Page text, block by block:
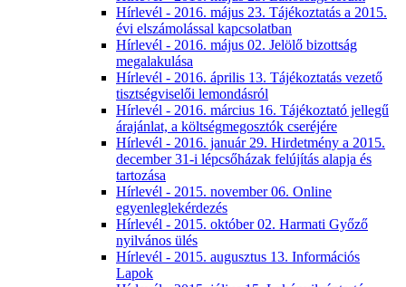
Hírlevél - 2016. május 23. Tájékoztatás a 2015.
évi elszámolással kapcsolatban
Hírlevél - 2016. május 02. Jelölő bizottság
megalakulása
Hírlevél - 2016. április 13. Tájékoztatás vezető
tisztségviselői lemondásról
Hírlevél - 2016. március 16. Tájékoztató jellegű
árajánlat, a költségmegosztók cseréjére
Hírlevél - 2016. január 29. Hirdetmény a 2015.
december 31-i lépcsőházak felújítás alapja és
tartozása
Hírlevél - 2015. november 06. Online
egyenleglekérdezés
Hírlevél - 2015. október 02. Harmati Győző
nyilvános ülés
Hírlevél - 2015. augusztus 13. Információs
Lapok